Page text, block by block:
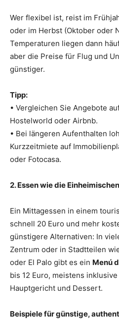
Wer flexibel ist, reist im
oder im Herbst (Oktober oder
Temperaturen liegen dann
aber die Preise für Flug und
günstiger.
Tipp:
• Vergleichen Sie Angebote
Hostelworld oder Airbnb.
• Bei längeren Aufenthalten
Kurzzeitmiete auf
oder Fotocasa.
2. Essen wie die
Ein Mittagessen in einem
schnell 20 Euro und mehr
günstigere Alternativen: In
Zentrum oder in Stadtteilen
oder El Palo gibt es ein Menú
bis 12 Euro, meistens
Hauptgericht und Dessert.
Beispiele für günstige,